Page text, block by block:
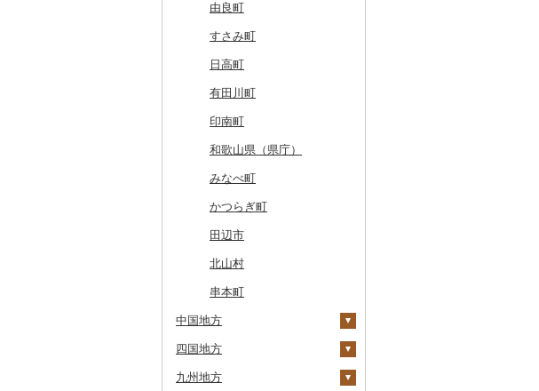
広尾町
中札内村
滝川市
比布町
鶴居村
釧路市
苫前町
当別町
占冠村
上士幌町
平取町
七飯町
北見市
登別市
鰺ヶ沢町
むつ市
田舎館村
青森県（県庁）
三沢市
西目屋村
大船渡市
山田町
大槌町
松島町
大和町
大郷町
南三陸町
仙台市
大河原町
角田市
涌谷町
東松島市
真室川町
寒河江市
西川町
高畠町
山形市
三川町
大江町
米沢市
鮫川村
福島市
新地町
葛尾村
三島町
桑折町
矢吹町
国見町
檜枝岐村
喜多方市
南相馬市
会津若松市
大熊町
浅川町
城里町
水戸市
鉾田市
桜川市
石岡市
茨城県（県庁）
坂東市
小美玉市
日立市
大子町
鹿嶋市
阿見町
那珂市
筑西市
嬬恋村
草津町
高崎市
群馬県（県庁）
大泉町
長野原町
中之条町
宮代町
吉見町
東松山市
入間市
志木市
北本市
桶川市
加須市
三郷市
八潮市
越生町
さいたま市
鴻巣市
嵐山町
一宮町
佐倉市
木更津市
茂原市
野田市
山武市
鴨川市
印西市
神崎町
船橋市
千葉市
白井市
成田市
富津市
日の出町
板橋区
渋谷区
千代田区
新宿区
江東区
青梅市
国立市
品川区
福生市
小平市
文京区
大田区
豊島区
箱根町
横浜市
茅ヶ崎市
川崎市
厚木市
海老名市
相模原市
座間市
二宮町
刈羽村
湯沢町
新潟市
甲府市
甲州市
丹波山村
豊丘村
売木村
小諸市
木曽町
箕輪町
駒ヶ根市
王滝村
千曲市
辰野町
茅野市
喬木村
阿智村
小川村
宮田村
御嵩町
海津市
関ケ原町
七宗町
笠松町
東白川村
土岐市
岐阜県（県庁）
下呂市
多治見市
垂井町
恵那市
白川町
各務原市
小山町
森町
川根本町
富士市
御前崎市
東伊豆町
西伊豆町
清水町
南伊豆町
松崎町
湖西市
磐田市
三島市
静岡県（県庁）
弥富市
東海市
新城市
春日井市
瀬戸市
大府市
半田市
あま市
岩倉市
小牧市
愛西市
長久手市
豊川市
尾張旭市
和束町
八幡市
京田辺市
向日市
大阪府（府庁）
吹田市
河南町
和泉市
高槻市
豊中市
箕面市
太子町
岬町
千早赤阪村
東大阪市
摂津市
島本町
高石市
猪名川町
尼崎市
加西市
宝塚市
淡路市
丹波篠山市
香美町
芦屋市
神戸市
川西市
三田市
赤穂市
相生市
姫路市
御所市
上牧町
明日香村
吉野町
奈良市
大和郡山市
野迫川村
葛城市
三宅町
生駒市
東吉野村
五條市
香芝市
桜井市
由良町
すさみ町
日高町
有田川町
印南町
和歌山県（県庁）
みなべ町
かつらぎ町
田辺市
北山村
串本町
中国地方
鳥取県
鳥取県（県庁）
島根県
四国地方
徳島県
九州地方